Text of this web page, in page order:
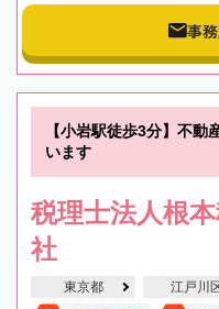
事
【小岩駅徒歩3分】不
います
税理士法人根
社
東京都 江戸川